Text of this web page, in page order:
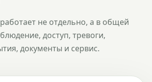
не отдельно, а в общей
доступ, тревоги,
документы и сервис.